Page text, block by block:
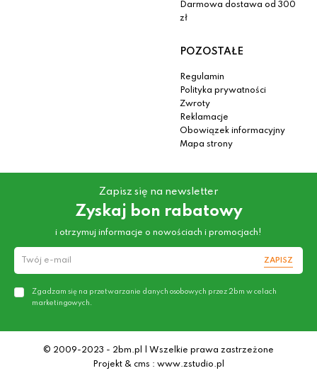
Darmowa dostawa od 300
zł
POZOSTAŁE
Regulamin
Polityka prywatności
Zwroty
Reklamacje
Obowiązek informacyjny
Mapa strony
Zapisz się na newsletter
Zyskaj bon rabatowy
i otrzymuj informacje o nowościach i promocjach!
ZAPISZ
Zgadzam się na przetwarzanie danych osobowych przez 2bm w celach
marketingowych.
© 2009-2023 - 2bm.pl | Wszelkie prawa zastrzeżone
Projekt & cms : www.zstudio.pl